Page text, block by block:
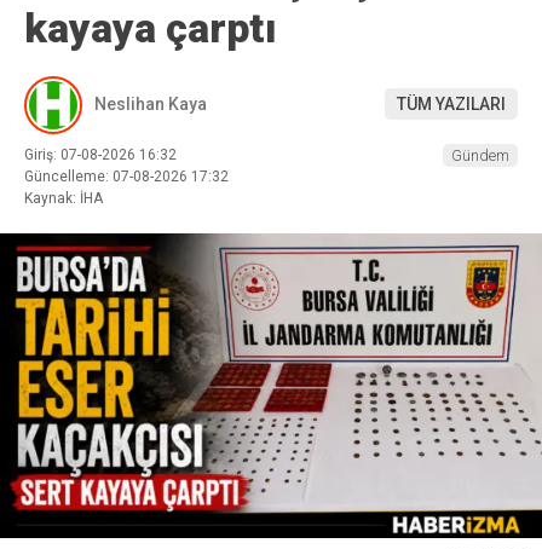
kayaya çarptı
Neslihan Kaya TÜM YAZILARI
Giriş: 07-08-2026 16:32
Güncelleme: 07-08-2026 17:32
Kaynak: İHA
Gündem